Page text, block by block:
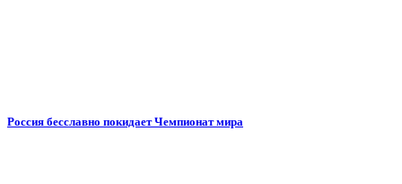
Россия бесславно покидает Чемпионат мира